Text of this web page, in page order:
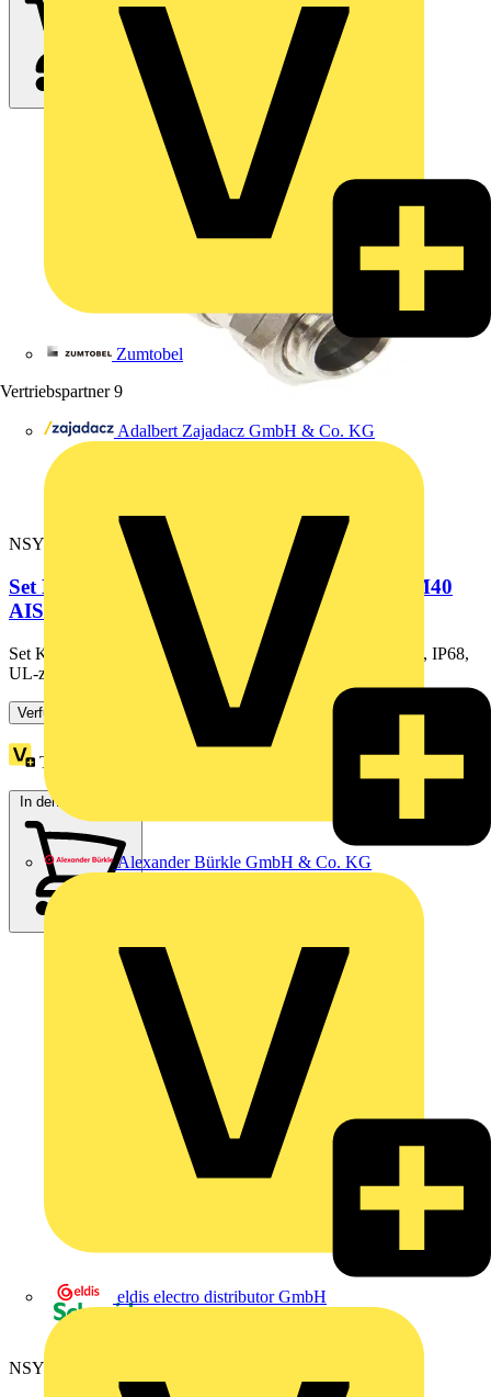
Zumtobel
Vertriebspartner 9
Adalbert Zajadacz GmbH & Co. KG
Alexander Bürkle GmbH & Co. KG
eldis electro distributor GmbH
NSYCGX40H
Set Kabelverschraubung + Mutter Edelstahl M40
AISI316L, IP68,...
Set Kabelverschraubung + Mutter Edelstahl M40 AISI316L, IP68,
UL-zertifiziert.
Verfügbar: 1 Händler
Treuepunkte:
In den Warenkorb
NSYCGX32H